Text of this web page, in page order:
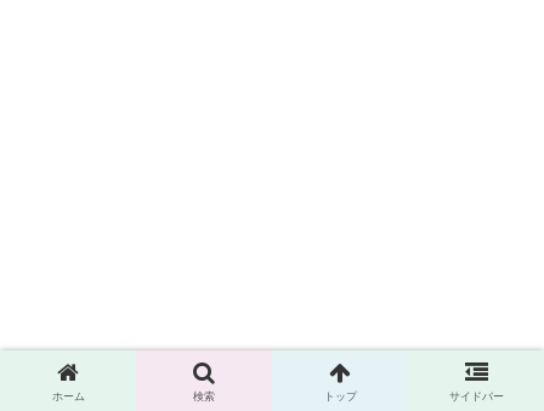
ホーム 検索 トップ サイドバー